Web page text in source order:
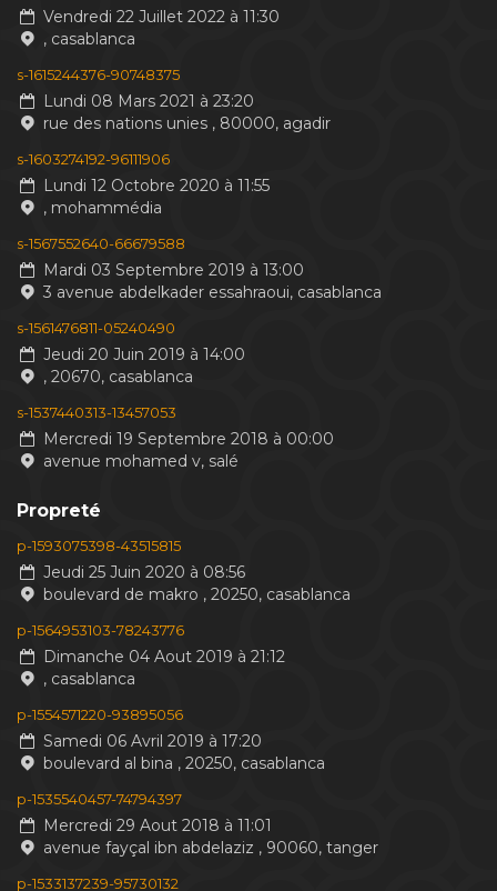
Vendredi 22 Juillet 2022 à 11:30
, casablanca
s-1615244376-90748375
Lundi 08 Mars 2021 à 23:20
rue des nations unies , 80000, agadir
s-1603274192-96111906
Lundi 12 Octobre 2020 à 11:55
, mohammédia
s-1567552640-66679588
Mardi 03 Septembre 2019 à 13:00
3 avenue abdelkader essahraoui, casablanca
s-1561476811-05240490
Jeudi 20 Juin 2019 à 14:00
, 20670, casablanca
s-1537440313-13457053
Mercredi 19 Septembre 2018 à 00:00
avenue mohamed v, salé
Propreté
p-1593075398-43515815
Jeudi 25 Juin 2020 à 08:56
boulevard de makro , 20250, casablanca
p-1564953103-78243776
Dimanche 04 Aout 2019 à 21:12
, casablanca
p-1554571220-93895056
Samedi 06 Avril 2019 à 17:20
boulevard al bina , 20250, casablanca
p-1535540457-74794397
Mercredi 29 Aout 2018 à 11:01
avenue fayçal ibn abdelaziz , 90060, tanger
p-1533137239-95730132